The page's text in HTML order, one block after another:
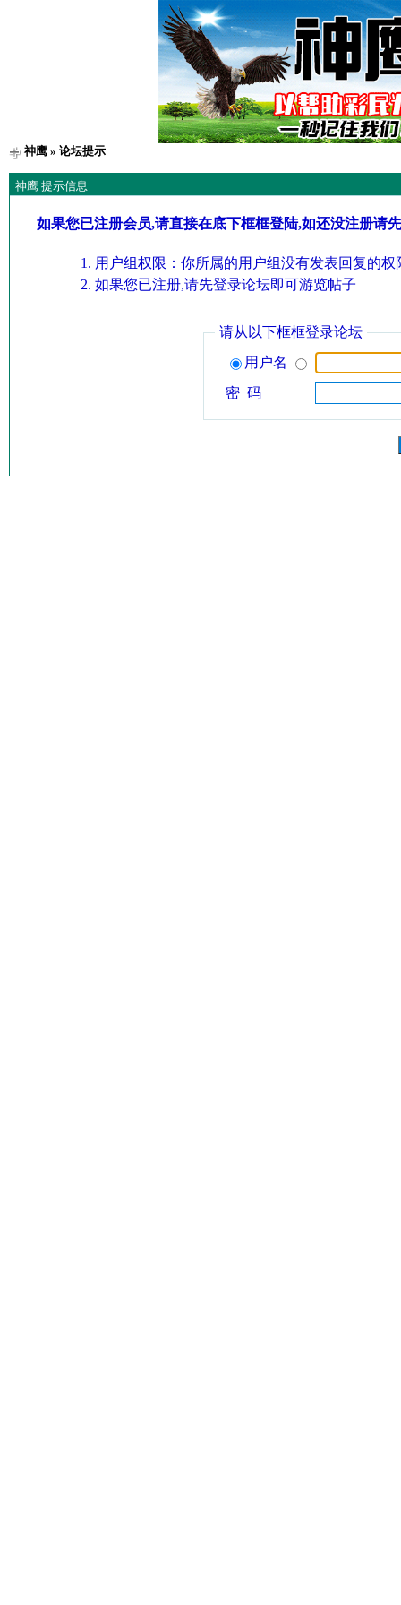
神鹰» 论坛提示
神鹰 提示信息
如果您已注册会员,请直接在底下框框登陆,如还没注册请
用户组权限：你所属的用户组没有发表回复的权
如果您已注册,请先登录论坛即可游览帖子
请从以下框框登录论坛
用户名
密 码